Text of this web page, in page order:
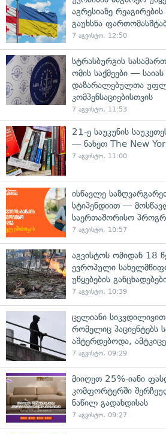
აგრესიაზე
გაუხსნა
7 აგვისტო, 12:50
სტრასბურგის
ომის საქმეები —
დაზარალებულთა
კომპენსაციებისთვის
7 აგვისტო, 11:53
21-ე საუკუნის
— ნახეთ The New
7 აგვისტო, 11:00
ისწავლე
სტიპენდიით —
საერთაშორისო
7 აგვისტო, 10:57
აგვისტოს ომიდან 18
ევროპული
უწყებების
7 აგვისტო, 10:39
ცელიანი
რომელიც პაციენტებს
აშტერდებოდა,
7 აგვისტო, 09:29
მიიღეთ 25%-იანი
კომფორტერში
ნაწილ გადახდისას
7 აგვისტო, 09:27